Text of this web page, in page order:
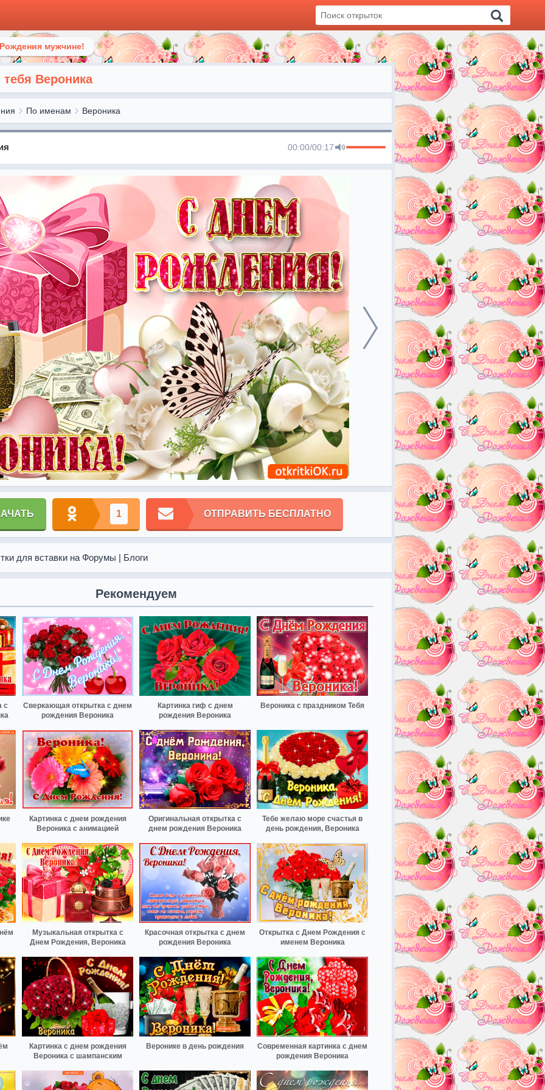
мужчине!
Вероника
По именам Вероника
00:00/00:17
1 ОТПРАВИТЬ БЕСПЛАТНО
для вставки на Форумы | Блоги
Рекомендуем
с
Сверкающая открытка с днем
рождения Вероника
Картинка гиф с днем
рождения Вероника
Вероника с праздником Тебя
Картинка с днем рождения
Вероника с анимацией
Оригинальная открытка с
днем рождения Вероника
Тебе желаю море счастья в
день рождения, Вероника
Музыкальная открытка с
Днем Рождения, Вероника
Красочная открытка с днем
рождения Вероника
Открытка с Днем Рождения с
именем Вероника
Картинка с днем рождения
Вероника с шампанским
Веронике в день рождения
Современная картинка с днем
рождения Вероника